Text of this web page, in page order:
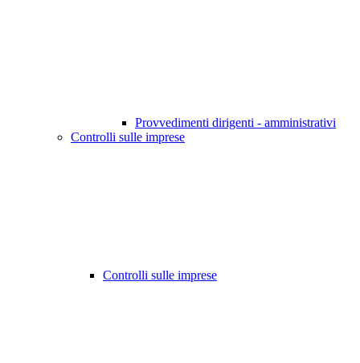
Provvedimenti dirigenti - amministrativi
Controlli sulle imprese
Controlli sulle imprese